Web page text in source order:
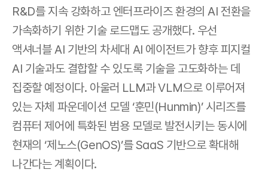
R&D를 지속 강화하고 엔터프라이즈 환경의 AI 전환을
가속화하기 위한 기술 로드맵도 공개했다. 우선
액셔너블 AI 기반의 차세대 AI 에이전트가 향후 피지컬
AI 기술과도 결합할 수 있도록 기술을 고도화하는 데
집중할 예정이다. 아울러 LLM과 VLM으로 이루어져
있는 자체 파운데이션 모델 ‘훈민(Hunmin)’ 시리즈를
컴퓨터 제어에 특화된 범용 모델로 발전시키는 동시에
현재의 ‘제노스(GenOS)’를 SaaS 기반으로 확대해
나간다는 계획이다.